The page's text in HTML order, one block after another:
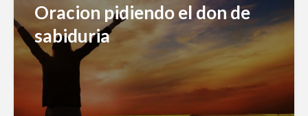
Oracion pidiendo el don de
sabiduria